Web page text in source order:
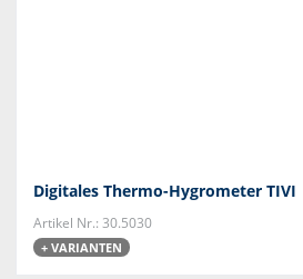
Digitales Thermo-Hygrometer TIVI
Artikel Nr.: 30.5030
+ VARIANTEN